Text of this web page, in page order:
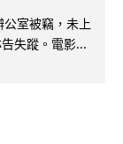
公室被竊，未上
失蹤。電影...